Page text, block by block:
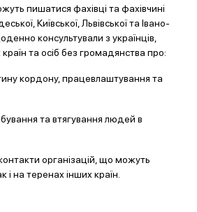
пишатися фахівці та фахівчині
Київської, Львівської та Івано-
консультували з українців,
та осіб без громадянства про:
кордону, працевлаштування та
та втягування людей в
організацій, що можуть
і на теренах інших країн.